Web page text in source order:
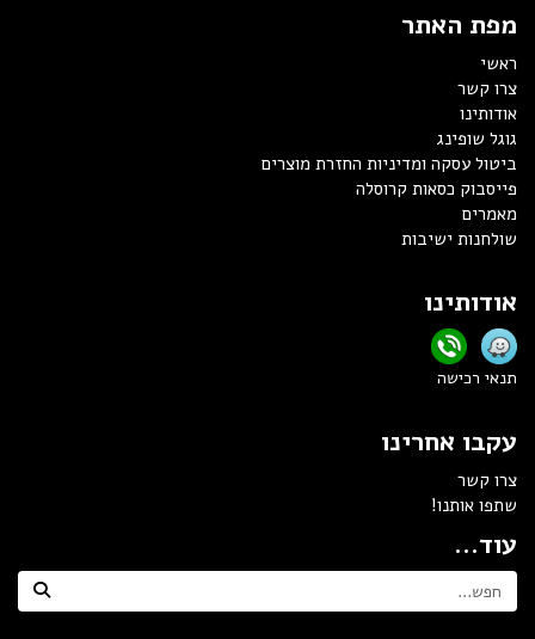
מפת האתר
ראשי
צרו קשר
אודותינו
גוגל שופינג
ביטול עסקה ומדיניות החזרת מוצרים
פייסבוק כסאות קרוסלה
מאמרים
שולחנות ישיבות
אודותינו
תנאי רכישה
עקבו אחרינו
צרו קשר
שתפו אותנו!
עוד...